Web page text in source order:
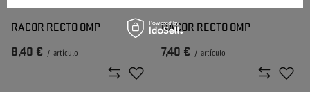
RACOR RECTO OMP
8,40 € / artículo
RACOR RECTO OMP
7,40 € / artículo